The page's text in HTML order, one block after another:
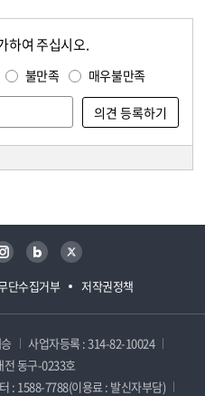
하여 주십시오.
불만족 매우불만족
단수집거부 저작권정책
인스타그램 블로그 트위터
사업자등록 : 314-82-10024
전 동구-0233호
: 1588-7788(이용료 : 발신자부담)